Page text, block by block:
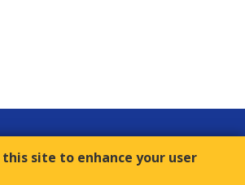
this site to enhance your user